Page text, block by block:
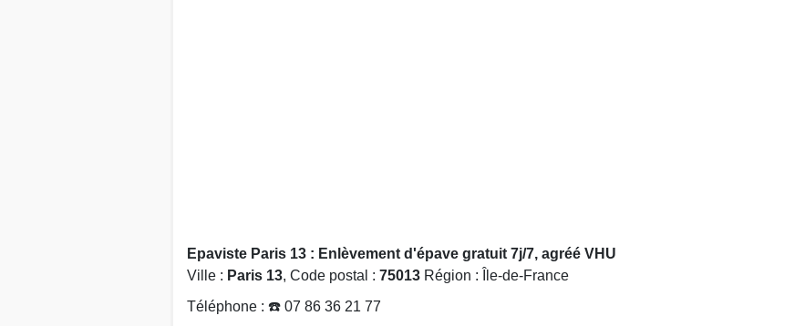
Epaviste Paris 13 : Enlèvement d'épave gratuit 7j/7, agréé VHU
Ville : Paris 13, Code postal : 75013 Région : Île-de-France
Téléphone : ☎️ 07 86 36 21 77